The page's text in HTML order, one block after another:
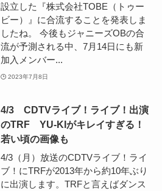
設立した『株式会社TOBE（トゥー
ビー）』に合流することを発表しま
したね。 今後もジャニーズOBの合
流が予測される中、7月14日にも新
加入メンバー...
2023年7月8日
4/3 CDTVライブ！ライブ！出演
のTRF YU-KIがキレイすぎる！
若い頃の画像も
4/3（月）放送のCDTVライブ！ライ
ブ！にTRFが2013年から約10年ぶり
に出演します。TRFと言えばダンス